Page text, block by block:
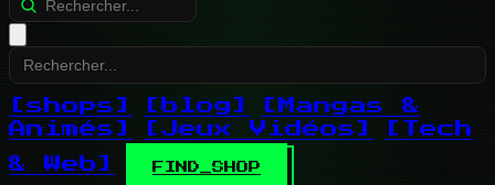
[shops] [blog]
[Mangas &
Animés]
[Jeux Vidéos]
[Tech
& Web]
FIND_SHOP